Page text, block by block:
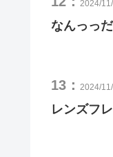
2024/
なんっっ
13： 2024/
レンズフ